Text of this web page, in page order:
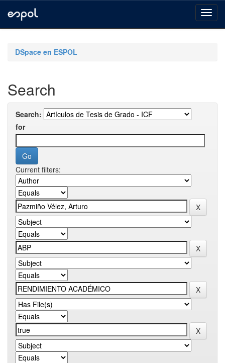
navigationDSpace en ESPOL
Search
Search:
for
Current filters: